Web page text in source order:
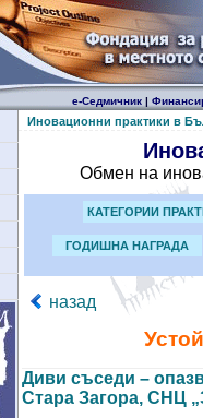
е-Седмичник|
Иновационни практики в
Обмен на
КАТЕГОРИИ
ГОДИШНА НАГРАДА
назад
Диви съседи –
Стара Загора, СНЦ